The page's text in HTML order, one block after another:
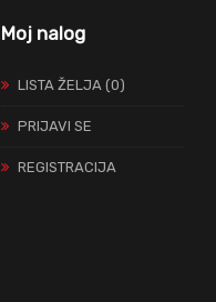
Moj nalog
LISTA ŽELJA (0)
PRIJAVI SE
REGISTRACIJA